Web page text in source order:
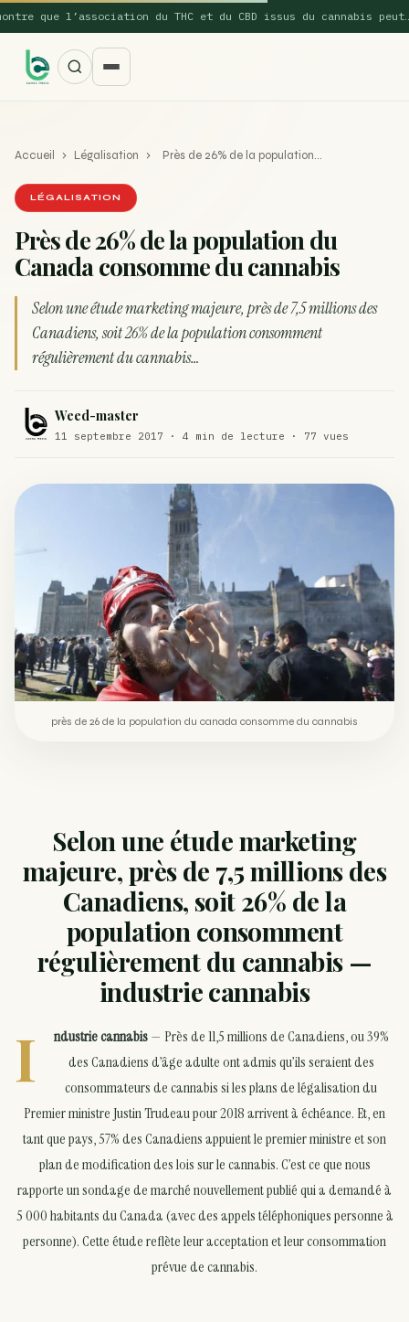
que l’association du THC et du CBD issus du cannabis peut…
SUGGESTIONS POPULAIRES
Une nouvelle étude montre que la vaporisation du
ACTU
La recette du Space Cake
Comment éviter un joint de partir en cuillère
contre les maux de dos…
ACTU
Un fabricant polonais de textiles à base de chanvre
Accueil › Légalisation › Près de 26% de la population…
LÉGALISATION
Près de 26% de la population du
Canada consomme du cannabis
Selon une étude marketing majeure, près de 7,5 millions des
Canadiens, soit 26% de la population consomment
régulièrement du cannabis…
Weed-master
11 septembre 2017 · 4 min de lecture · 77 vues
près de 26 de la population du canada consomme du cannabis
Selon une étude marketing
majeure, près de 7,5 millions des
Canadiens, soit 26% de la
population consomment
régulièrement du cannabis —
industrie cannabis
I ndustrie cannabis— Près de 11,5 millions de Canadiens, ou 39%
des Canadiens d’âge adulte ont admis qu’ils seraient des
consommateurs de cannabis si les plans de légalisation du
Premier ministre Justin Trudeau pour 2018 arrivent à échéance. Et, en
tant que pays, 57% des Canadiens appuient le premier ministre et son
plan de modification des lois sur le cannabis. C’est ce que nous
rapporte un sondage de marché nouvellement publié qui a demandé à
5 000 habitants du Canada (avec des appels téléphoniques personne à
personne). Cette étude reflète leur acceptation et leur consommation
prévue de cannabis.